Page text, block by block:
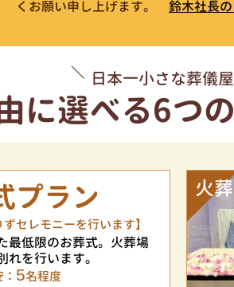
くお願い申し上げます。
鈴木社長
日本一小さな葬儀
に選べる6つ
プラン
セレモニーを行います】
最低限のお葬式。火葬場
れを行います。
5名程度
火